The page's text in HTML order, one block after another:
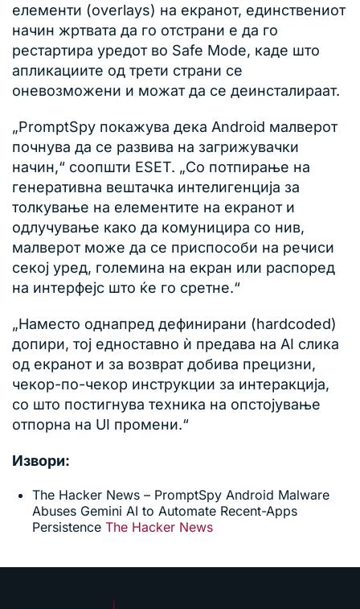
елементи (overlays) на екранот, единствениот
начин жртвата да го отстрани е да го
рестартира уредот во Safe Mode, каде што
апликациите од трети страни се
оневозможени и можат да се деинсталираат.
„PromptSpy покажува дека Android малверот
почнува да се развива на загрижувачки
начин,“ соопшти ESET. „Со потпирање на
генеративна вештачка интелигенција за
толкување на елементите на екранот и
одлучување како да комуницира со нив,
малверот може да се приспособи на речиси
секој уред, големина на екран или распоред
на интерфејс што ќе го сретне.“
„Наместо однапред дефинирани (hardcoded)
допири, тој едноставно ѝ предава на AI слика
од екранот и за возврат добива прецизни,
чекор-по-чекор инструкции за интеракција,
со што постигнува техника на опстојување
отпорна на UI промени.“
Извори:
The Hacker News – PromptSpy Android Malware
Abuses Gemini AI to Automate Recent-Apps
Persistence The Hacker News